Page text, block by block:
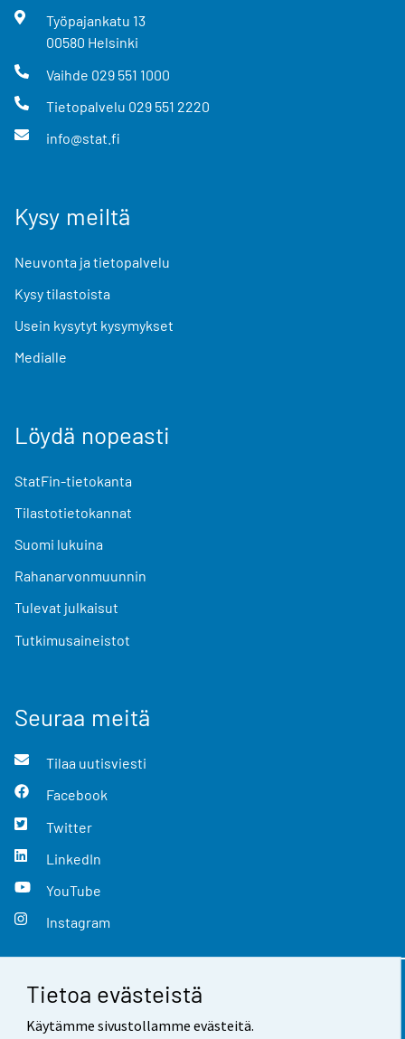
Tietoa evästeistä
Käytämme sivustollamme evästeitä.
Työpajankatu 13
00580 Helsinki
Vaihde 029 551 1000
Tietopalvelu 029 551 2220
info@stat.fi
Kysy meiltä
Neuvonta ja tietopalvelu
Kysy tilastoista
Usein kysytyt kysymykset
Medialle
Löydä nopeasti
StatFin-tietokanta
Tilastotietokannat
Suomi lukuina
Rahanarvonmuunnin
Tulevat julkaisut
Tutkimusaineistot
Seuraa meitä
Tilaa uutisviesti
Facebook
Twitter
LinkedIn
YouTube
Instagram
Yhteystiedot
Palaute